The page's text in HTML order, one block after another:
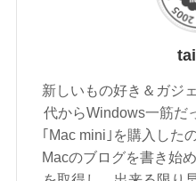
新しいもの好き＆ガジ
代からWindows一筋だ
｢Mac mini｣を購入した
Macのブログを書き始